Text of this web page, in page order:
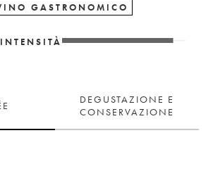
GASTRONOMICO
INTENSITÀ
DEGUSTAZIONE E
CONSERVAZIONE